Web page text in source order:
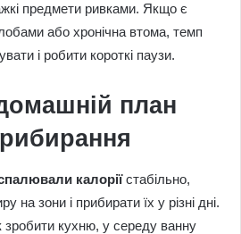
предмети ривками. Якщо є
або хронічна втома, темп
і робити короткі паузи.
план
калоріїстабільно,
на зони і прибирати їх у різні дні.
зробити кухню, у середу ванну